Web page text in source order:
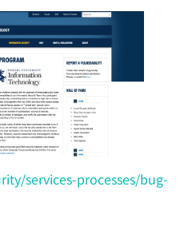
services-processes/bug-